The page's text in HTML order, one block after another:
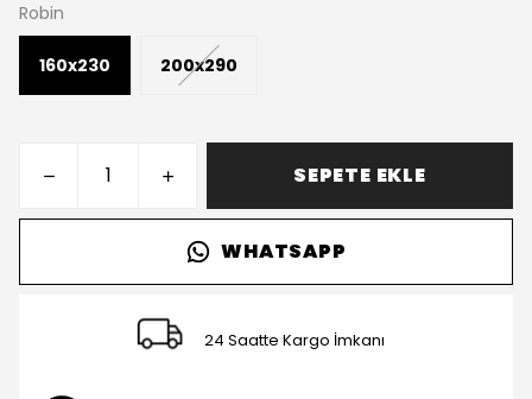
Robin
160x230 200x290
SEPETE EKLE
WHATSAPP
24 Saatte Kargo İmkanı